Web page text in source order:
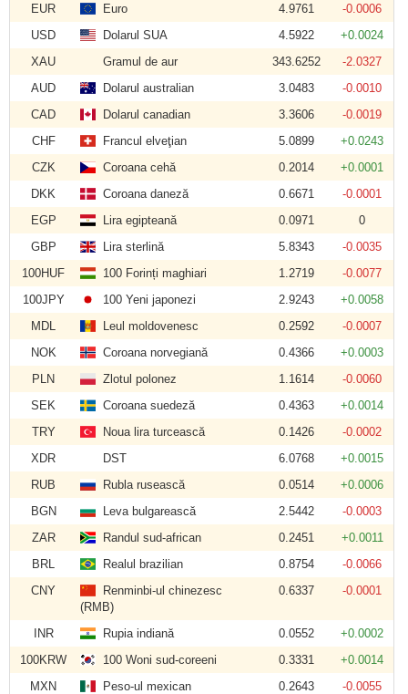
EUR
Euro 4.9761
-0.0006
USD
Dolarul SUA 4.5922
+0.0024
XAU
Gramul de aur 343.6252
-2.0327
AUD
Dolarul australian 3.0483
-0.0010
CAD
Dolarul canadian 3.3606
-0.0019
CHF
Francul elveţian 5.0899
+0.0243
CZK
Coroana cehă 0.2014
+0.0001
DKK
Coroana daneză 0.6671
-0.0001
EGP
Lira egipteană 0.0971
0
GBP
Lira sterlină 5.8343
-0.0035
100HUF
100 Forinți maghiari 1.2719
-0.0077
100JPY
100 Yeni japonezi 2.9243
+0.0058
MDL
Leul moldovenesc 0.2592
-0.0007
NOK
Coroana norvegiană 0.4366
+0.0003
PLN
Zlotul polonez 1.1614
-0.0060
SEK
Coroana suedeză 0.4363
+0.0014
TRY
Noua lira turcească 0.1426
-0.0002
XDR
DST 6.0768
+0.0015
RUB
Rubla rusească 0.0514
+0.0006
BGN
Leva bulgarească 2.5442
-0.0003
ZAR
Randul sud-african 0.2451
+0.0011
BRL
Realul brazilian 0.8754
-0.0066
CNY
Renminbi-ul chinezesc
(RMB)
0.6337 -0.0001
INR Rupia indiană 0.0552
+0.0002
100KRW
100 Woni sud-coreeni 0.3331
+0.0014
MXN
Peso-ul mexican 0.2643
-0.0055